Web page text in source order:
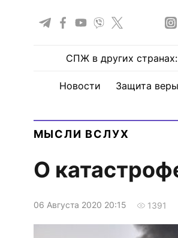
СПЖ в других странах:
Новости Защита веры
МЫСЛИ ВСЛУХ
О
06 Августа 2020 20:15 1391